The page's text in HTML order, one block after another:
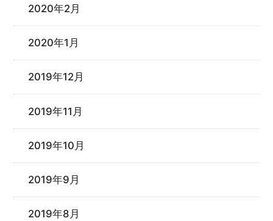
2020年2月
2020年1月
2019年12月
2019年11月
2019年10月
2019年9月
2019年8月